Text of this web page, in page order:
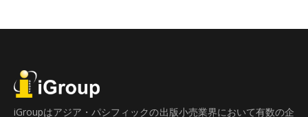
iGroupはアジア・パシフィックの出版小売業界において有数の企